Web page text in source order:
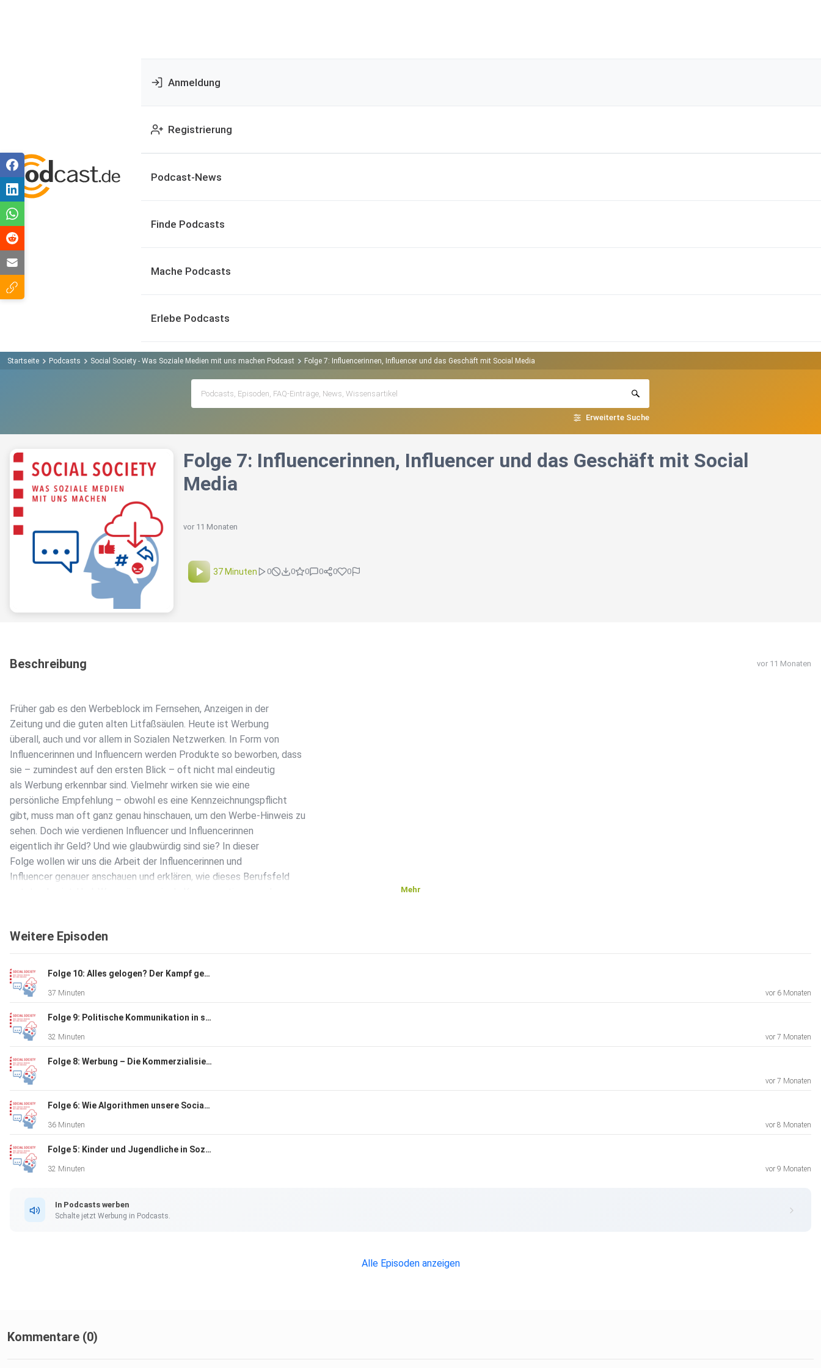
Anmeldung
Registrierung
Podcast-News
Finde Podcasts
Mache Podcasts
Erlebe Podcasts
Startseite Podcasts Social Society - Was Soziale Medien mit uns machen Podcast Folge 7: Influencerinnen, Influencer und das Geschäft mit Social Media
Erweiterte Suche
Folge 7: Influencerinnen, Influencer und das Geschäft mit Social
Media
vor 11 Monaten
37 Minuten 0 0 0 0 0 0
Beschreibung vor 11 Monaten
Früher gab es den Werbeblock im Fernsehen, Anzeigen in der
Zeitung und die guten alten Litfaßsäulen. Heute ist Werbung
überall, auch und vor allem in Sozialen Netzwerken. In Form von
Influencerinnen und Influencern werden Produkte so beworben, dass
sie – zumindest auf den ersten Blick – oft nicht mal eindeutig
als Werbung erkennbar sind. Vielmehr wirken sie wie eine
persönliche Empfehlung – obwohl es eine Kennzeichnungspflicht
gibt, muss man oft ganz genau hinschauen, um den Werbe-Hinweis zu
sehen. Doch wie verdienen Influencer und Influencerinnen
eigentlich ihr Geld? Und wie glaubwürdig sind sie? In dieser
Folge wollen wir uns die Arbeit der Influencerinnen und
Influencer genauer anschauen und erklären, wie dieses Berufsfeld
Mehr
Weitere Episoden
Folge 10: Alles gelogen? Der Kampf gegen Desinformation auf Sozialen Medien
37 Minuten vor 6 Monaten
Folge 9: Politische Kommunikation in sozialen Netzwerken
32 Minuten vor 7 Monaten
Folge 8: Werbung – Die Kommerzialisierung sozialer Netzwerke
vor 7 Monaten
Folge 6: Wie Algorithmen unsere Social-Media-Nutzung beeinflussen
36 Minuten vor 8 Monaten
Folge 5: Kinder und Jugendliche in Sozialen Netzwerken
32 Minuten vor 9 Monaten
In Podcasts werben
Schalte jetzt Werbung in Podcasts.
Alle Episoden anzeigen
Kommentare (0)